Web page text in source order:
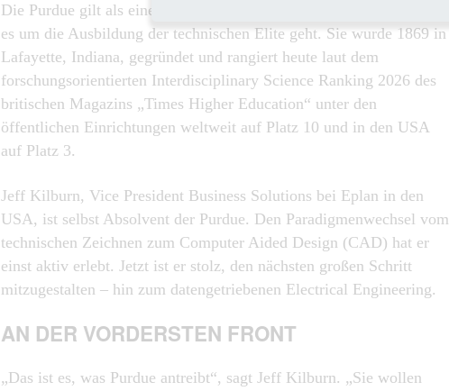
Die Purdue gilt als eine der hochrangigsten US-Hochschulen, wenn
es um die Ausbildung der technischen Elite geht. Sie wurde 1869 in
Lafayette, Indiana, gegründet und rangiert heute laut dem
forschungsorientierten Interdisciplinary Science Ranking 2026 des
britischen Magazins „Times Higher Education“ unter den
öffentlichen Einrichtungen weltweit auf Platz 10 und in den USA
auf Platz 3.
Jeff Kilburn, Vice President Business Solutions bei Eplan in den
USA, ist selbst Absolvent der Purdue. Den Paradigmenwechsel vom
technischen Zeichnen zum Computer Aided Design (CAD) hat er
einst aktiv erlebt. Jetzt ist er stolz, den nächsten großen Schritt
mitzugestalten – hin zum datengetriebenen Electrical Engineering.
AN DER VORDERSTEN FRONT
„Das ist es, was Purdue antreibt“, sagt Jeff Kilburn. „Sie wollen